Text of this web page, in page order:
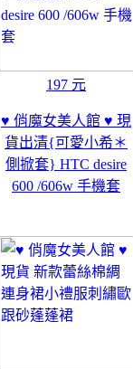
197 元
♥ 俏魔女美人館 ♥ 現
貨出清{可愛小希＊
側掀套} HTC desire
600 /606w 手機套